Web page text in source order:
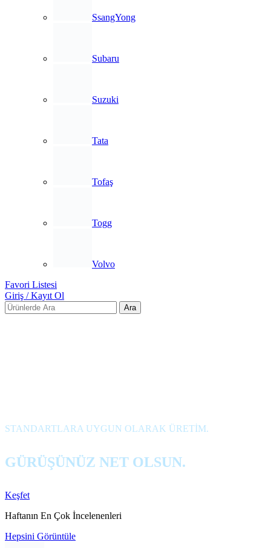
SsangYong
Subaru
Suzuki
Tata
Tofaş
Togg
Volvo
Favori Listesi
Giriş / Kayıt Ol
Ara
STANDARTLARA UYGUN OLARAK ÜRETİM.
GÜRÜŞÜNÜZ NET OLSUN.
Keşfet
Haftanın En Çok İncelenenleri
Hepsini Görüntüle